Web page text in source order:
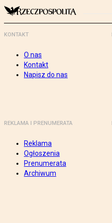
KONTAKT
O nas
Kontakt
Napisz do nas
REKLAMA I PRENUMERATA
Reklama
Ogłoszenia
Prenumerata
Archiwum